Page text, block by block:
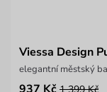
Viessa Design
elegantní městský